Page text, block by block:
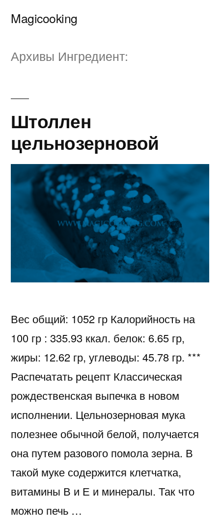
Magicooking
Архивы Ингредиент:
Штоллен
цельнозерновой
Вес общий: 1052 гр Калорийность на
100 гр : 335.93 ккал. белок: 6.65 гр,
жиры: 12.62 гр, углеводы: 45.78 гр. ***
Распечатать рецепт Классическая
рождественская выпечка в новом
исполнении. Цельнозерновая мука
полезнее обычной белой, получается
она путем разового помола зерна. В
такой муке содержится клетчатка,
витамины В и Е и минералы. Так что
можно печь …